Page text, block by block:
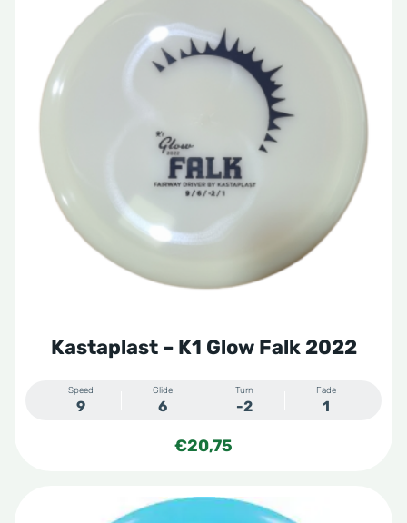
Kastaplast – K1 Glow Falk 2022
Speed
9
Glide
6
Turn
-2
Fade
1
€20,75
meerdere
variaties.
Deze
kan
gekozen
worden